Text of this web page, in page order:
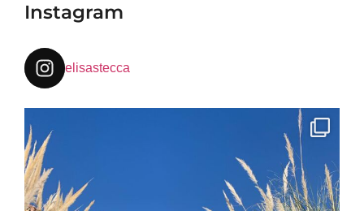
Instagram
elisastecca